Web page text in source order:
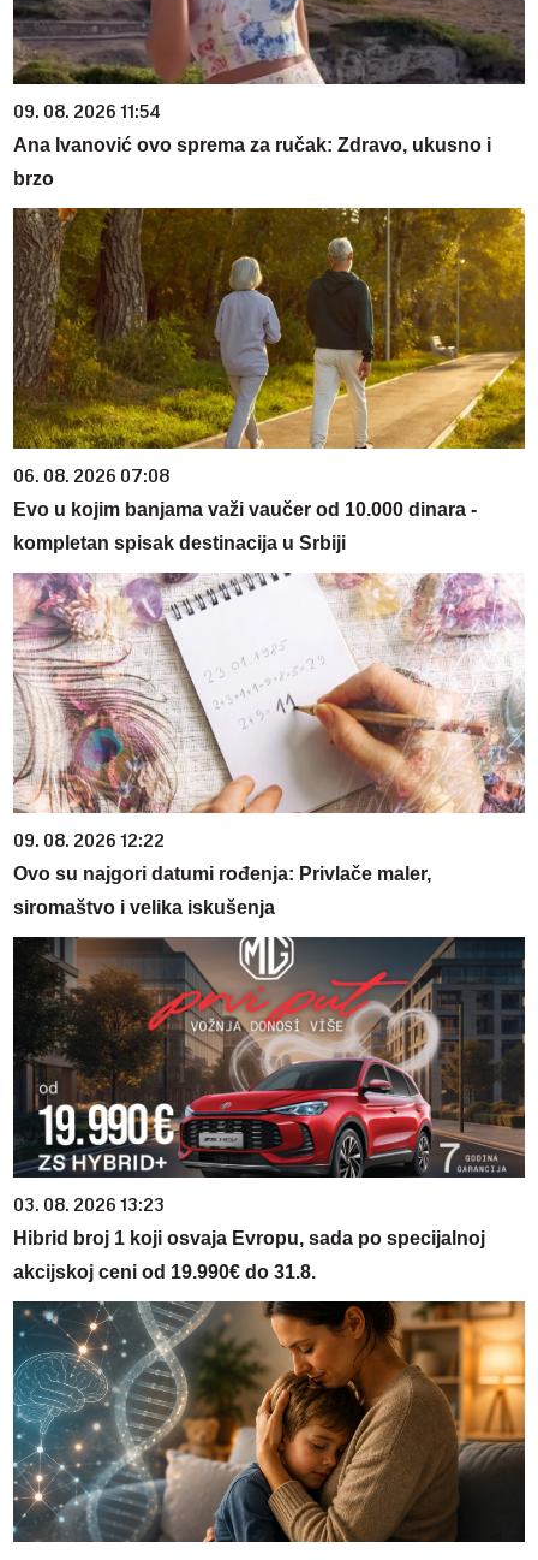
09. 08. 2026 11:54
Ana Ivanović ovo sprema za ručak: Zdravo, ukusno i
brzo
06. 08. 2026 07:08
Evo u kojim banjama važi vaučer od 10.000 dinara -
kompletan spisak destinacija u Srbiji
09. 08. 2026 12:22
Ovo su najgori datumi rođenja: Privlače maler,
siromaštvo i velika iskušenja
03. 08. 2026 13:23
Hibrid broj 1 koji osvaja Evropu, sada po specijalnoj
akcijskoj ceni od 19.990€ do 31.8.